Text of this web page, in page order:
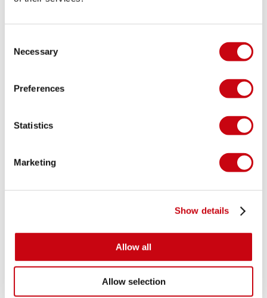
Selection
Necessary
Preferences
Statistics
Marketing
Show details
Allow all
Allow selection
Prise de caméra pour capturer tous vos
Prise de leash facile à connecter
Nose rocker: 6 3/4", Tail rocker: 2 15/16"
Poids du rider recommandé : Jusqu'à 110kg |
Poids de la planche: 12,9 kg | 28lbs
Taille du produit: 10'6" x 32" x 5" | 320 x 81,3
Volume: 190 l